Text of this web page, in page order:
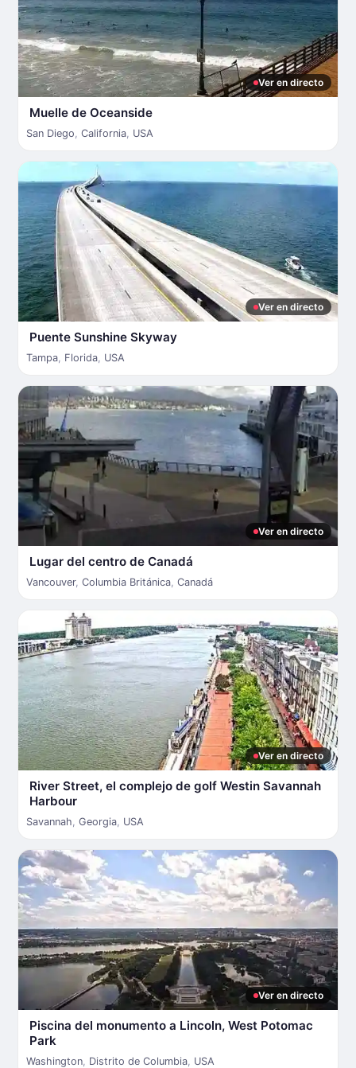
Ver en directo
Muelle de Oceanside
San Diego, California, USA
Ver en directo
Puente Sunshine Skyway
Tampa, Florida, USA
Ver en directo
Lugar del centro de Canadá
Vancouver, Columbia Británica, Canadá
Ver en directo
River Street, el complejo de golf Westin Savannah
Harbour
Savannah, Georgia, USA
Ver en directo
Piscina del monumento a Lincoln, West Potomac
Park
Washington, Distrito de Columbia, USA